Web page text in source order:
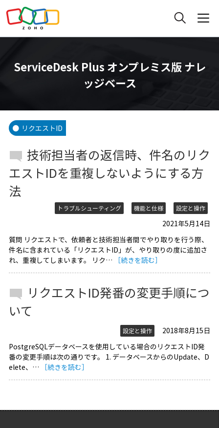
ServiceDesk Plus オンプレミス版 ナレ
ッジベース
リクエストID
技術担当者の返信時、件名のリク
エストIDを重複しないようにする方
法
トラブルシューティング 機能と仕様 設定と操作
2021年5月14日
質問 リクエストで、依頼者と技術担当者間でやり取りを行う際、
件名に含まれている「リクエストID」が、やり取りの度に追加さ
れ、重複してしまいます。 リク…
［続きを読む］
リクエストID発番の変更手順につ
いて
設定と操作
2018年8月15日
PostgreSQLデータベースを使用している場合のリクエストID発
番の変更手順は次の通りです。 1. データベースからのUpdate、D
elete、…
［続きを読む］